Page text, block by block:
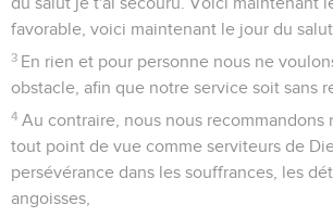
favorable, voici maintenant le jour du salut.
3 En rien et pour personne nous ne
obstacle, afin que notre service soit sans
4 Au contraire, nous nous recommandons
tout point de vue comme serviteurs de
persévérance dans les souffrances, les
angoisses,